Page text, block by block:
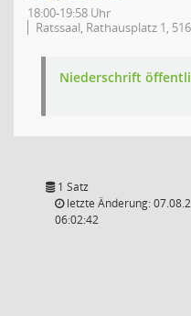
18:00-19:58 Uhr
Ratssaal, Rathausplatz 1,
Niederschrift
1 Satz
letzte Änderung:
06:02:42